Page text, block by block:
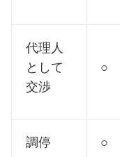
代理人
として
交渉
○
調停 ○